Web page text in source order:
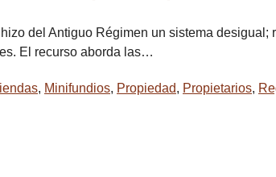
del Antiguo Régimen un sistema
El recurso aborda las…
, Minifundios, Propiedad, Propietarios,